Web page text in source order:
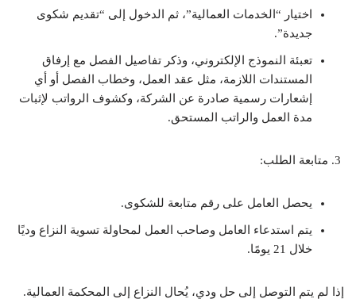
اختيار “الخدمات العمالية”، ثم الدخول إلى “تقديم شكوى
جديدة”.
تعبئة النموذج الإلكتروني، وذكر تفاصيل الفصل مع إرفاق
المستندات اللازمة، مثل عقد العمل، وخطاب الفصل أو أي
إشعارات رسمية صادرة عن الشركة، وكشوف الرواتب لإثبات
مدة العمل والراتب المستحق.
متابعة الطلب:
يحصل العامل على رقم متابعة للشكوى.
يتم استدعاء العامل وصاحب العمل لمحاولة تسوية النزاع وديًا
خلال 21 يومًا.
إذا لم يتم التوصل إلى حل ودي، يُحال النزاع إلى المحكمة العمالية.